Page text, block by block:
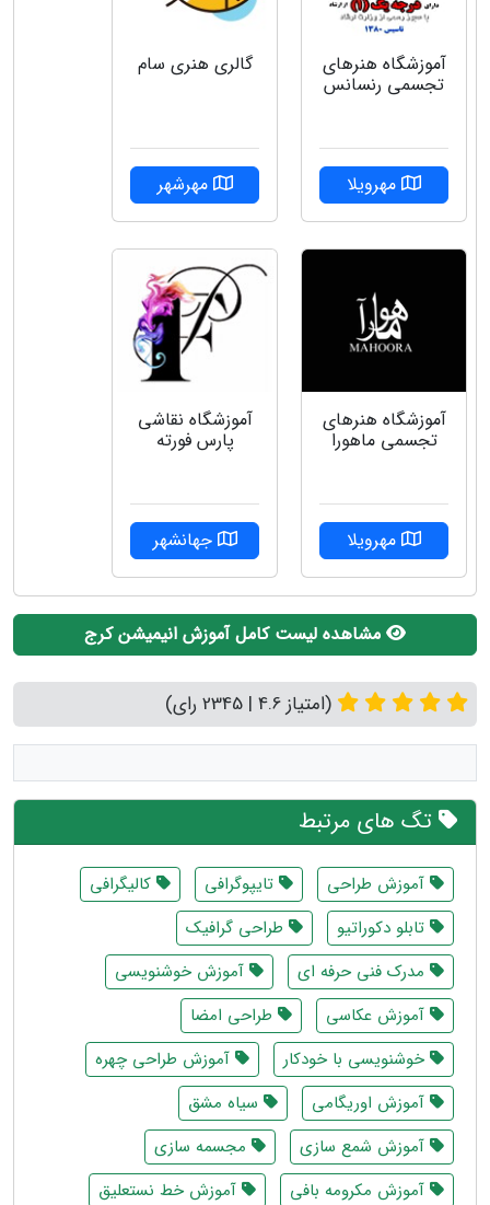
آموزشگاه هنرهای
تجسمی رنسانس
مهرویلا
گالری هنری سام
مهرشهر
آموزشگاه هنرهای
تجسمی ماهورا
مهرویلا
آموزشگاه نقاشی
پارس فورته
جهانشهر
مشاهده لیست کامل آموزش انیمیشن کرج
(امتیاز 4.6 | 2345 رای)
تگ های مرتبط
آموزش طراحی تایپوگرافی
کالیگرافی
تابلو دکوراتیو
طراحی گرافیک
مدرک فنی حرفه ای
آموزش خوشنویسی
آموزش عکاسی
طراحی امضا
خوشنویسی با خودکار
آموزش طراحی چهره
آموزش اوریگامی
سیاه مشق
آموزش شمع سازی
مجسمه سازی
آموزش مکرومه بافی
آموزش خط نستعلیق